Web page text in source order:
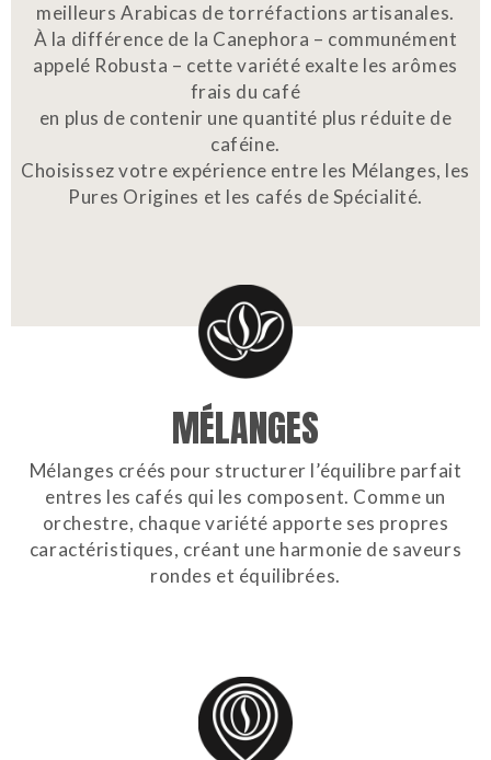
meilleurs Arabicas de torréfactions artisanales.
À la différence de la Canephora – communément
appelé Robusta – cette variété exalte les arômes
frais du café
en plus de contenir une quantité plus réduite de
caféine.
Choisissez votre expérience entre les Mélanges, les
Pures Origines et les cafés de Spécialité.
MÉLANGES
Mélanges créés pour structurer l’équilibre parfait
entres les cafés qui les composent. Comme un
orchestre, chaque variété apporte ses propres
caractéristiques, créant une harmonie de saveurs
rondes et équilibrées.